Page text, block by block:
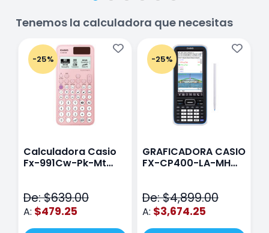
Tenemos la calculadora que necesitas
-25%
Calculadora Casio
Fx-991Cw-Pk-Mt
De: $639.00
A: $479.25
-25%
GRAFICADORA CASIO
FX-CP400-LA-MH
De: $4,899.00
A: $3,674.25